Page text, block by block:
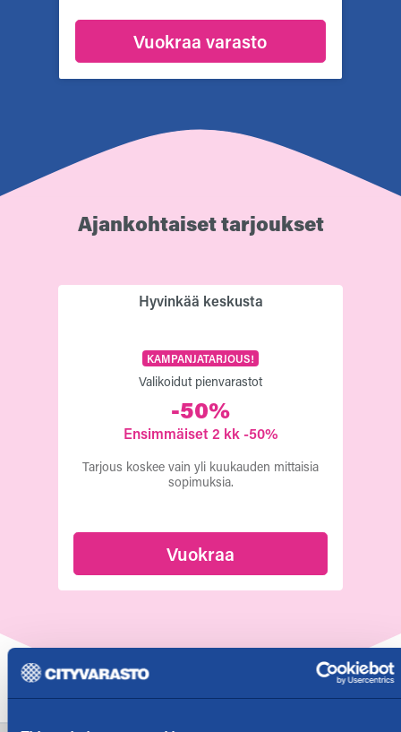
Vuokraa varasto
Ajankohtaiset tarjoukset
Hyvinkää keskusta
KAMPANJATARJOUS!
Valikoidut pienvarastot
-50%
Ensimmäiset 2 kk -50%
Tarjous koskee vain yli kuukauden mittaisia
sopimuksia.
Vuokraa